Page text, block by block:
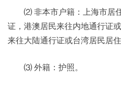
⑵ 非本市户籍：上海市居住
证，港澳居民来往内地通行证
来往大陆通行证或台湾居民居
⑶ 外籍：护照。